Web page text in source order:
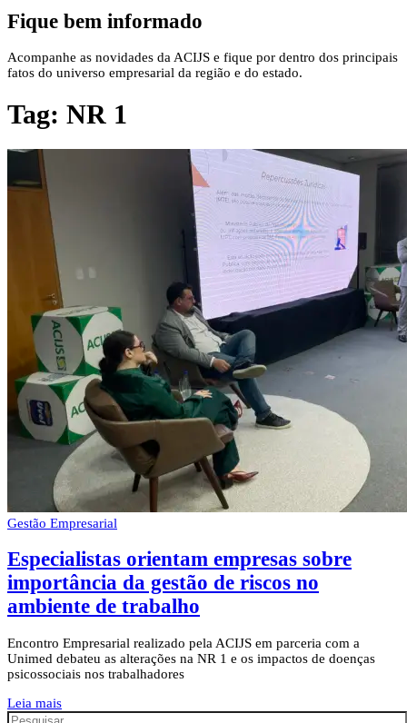
Fique bem informado
Acompanhe as novidades da ACIJS e fique por dentro dos principais
fatos do universo empresarial da região e do estado.
Tag: NR 1
Gestão Empresarial
Especialistas orientam empresas sobre
importância da gestão de riscos no
ambiente de trabalho
Encontro Empresarial realizado pela ACIJS em parceria com a
Unimed debateu as alterações na NR 1 e os impactos de doenças
psicossociais nos trabalhadores
Leia mais